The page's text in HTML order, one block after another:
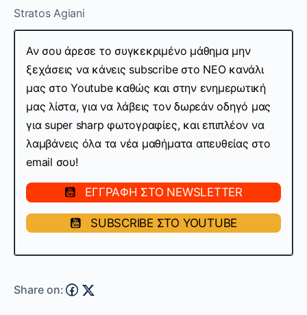
Stratos Agiani
Αν σου άρεσε το συγκεκριμένο μάθημα μην
ξεχάσεις να κάνεις subscribe στo ΝΕΟ κανάλι
μας στο Youtube καθώς και στην ενημερωτική
μας λίστα, για να λάβεις τον δωρεάν οδηγό μας
για super sharp φωτογραφίες, και επιπλέον να
λαμβάνεις όλα τα νέα μαθήματα απευθείας στο
email σου!
ΕΓΓΡΑΦΗ ΣΤΟ NEWSLETTER
SUBSCRIBE ΣΤΟ YOUTUBE
Share on: